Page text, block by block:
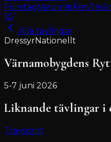
FöretagVarumärken
10
Alla tävlingar
DressyrNationellt
Värnamobygdens
5-7 juni 2026
Liknande tävlingar i
Travsport